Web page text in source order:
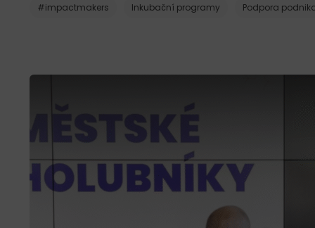
#impactmakers Inkubační programy Podpora